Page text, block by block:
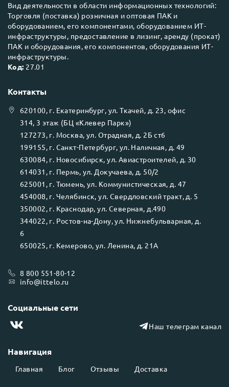
Вид деятельности в области информационных технологий:
Торговля (поставка) розничная и оптовая ПАК и
оборудованием, его компонентами, оборудованием ИТ-
инфраструктуры, предоставление в лизинг, аренду (прокат)
ПАК и оборудования, его компонентов, оборудования ИТ-
инфраструктуры.
Код: 27.01
Навигация
Главная Блог Отзывы Доставка
Контакты
620100, г. Екатеринбург, ул.Ткачей, д. 23, офис
314, 3 этаж (БЦ «Клевер Парк»)
127273, г. Москва, ул. Отрадная, д. 2Б ст6
199155, г. Санкт-Петербург, ул. Наличная, д. 49
630084, г. Новосибирск, ул. Авиастроителей, д. 30
614031 , г. Пермь, ул. Докучаева, д. 50/2
625001 , г. Тюмень, ул. Коммунистическая, д. 47
454008, г. Челябинск, ул. Свердловский тракт, д. 5
350002, г. Краснодар, ул. Северная, д.490
344022, г. Ростов-на-Дону, ул. Нижнебульварная, д.
6
650025, г. Кемерово, ул. Ленина, д. 21А
8 800 551-80-12
info@ittelo.ru
Социальные сети
Наш телеграм канал